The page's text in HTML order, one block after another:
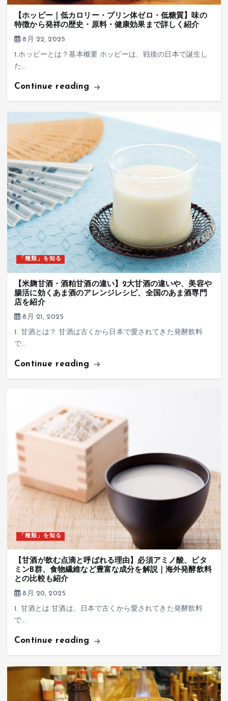
【ホッピー｜低カロリー・プリン体ゼロ・低糖質】味の
特徴から発祥の歴史・原料・健康効果まで詳しく紹介
8月 22, 2025
1.ホッピーとは？基本概要 ホッピーは、戦後の日本で誕生し
た…
Continue reading
「種類」を知る
【米麹甘酒・酒粕甘酒の違い】2大甘酒の違いや、美容や
腸活に効くあま酒のアレンジレシピ、全国のあま酒専門
店を紹介
8月 21, 2025
1. 甘酒とは？ 甘酒は古くから日本で愛されてきた発酵飲料
で…
Continue reading
「種類」を知る
【甘酒が飲む点滴と呼ばれる理由】必須アミノ酸、ビタ
ミンB群、食物繊維など豊富な成分を解説｜海外発酵飲料
との比較も紹介
8月 20, 2025
1. 甘酒とは 甘酒は、日本で古くから愛されてきた発酵飲料
で…
Continue reading